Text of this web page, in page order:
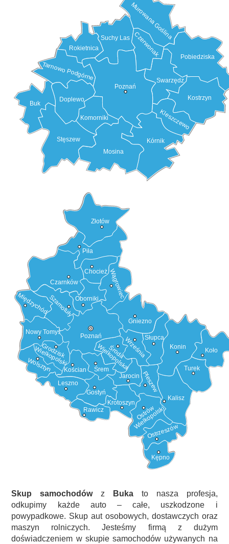
Rokietnica
Suchy Las
Pobiedziska
Swarzędz
Kostrzyn
Kórnik
Mosina
Stęszew
Komorniki
Doplewo
Buk
Tarnowo Podgórne
Kleszczewo
Czerwonak
Murowana Goślina
Poznań
Kępno
Ostrzeszów
Ostrów
Wielkopolski
Kalisz
Pleszew
Krotoszyn
Jarocin
Gostyń
Rawicz
Leszno
Śrem
Kościan Turek
Konin
Koło
Słupca
Września
Gniezno
Środa
Wielkopolska
Grodzisk
Wielkopolski
Nowy Tomyśl
Wolsztyn
MiędzychódSzamotułyOborniki Wągrowiec
Czarnków
Piła
Chocież
Złotów
Poznań
Skup samochodówz Buka to nasza profesja,
odkupimy każde auto – całe, uszkodzone i
powypadkowe. Skup aut osobowych, dostawczych oraz
maszyn rolniczych. Jesteśmy firmą z dużym
doświadczeniem w skupie samochodów używanych na